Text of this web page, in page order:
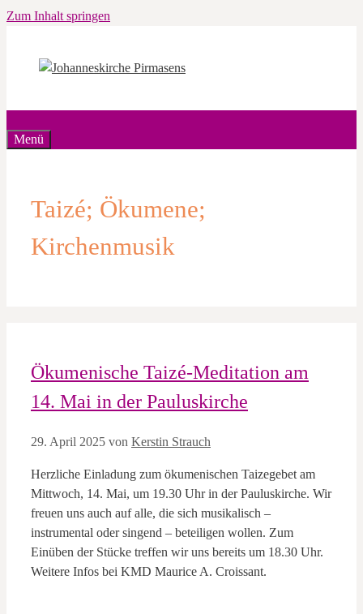
Zum Inhalt springen
Menü
Taizé; Ökumene;
Kirchenmusik
Ökumenische Taizé-Meditation am
14. Mai in der Pauluskirche
29. April 2025 von Kerstin Strauch
Herzliche Einladung zum ökumenischen Taizegebet am
Mittwoch, 14. Mai, um 19.30 Uhr in der Pauluskirche. Wir
freuen uns auch auf alle, die sich musikalisch –
instrumental oder singend – beteiligen wollen. Zum
Einüben der Stücke treffen wir uns bereits um 18.30 Uhr.
Weitere Infos bei KMD Maurice A. Croissant.